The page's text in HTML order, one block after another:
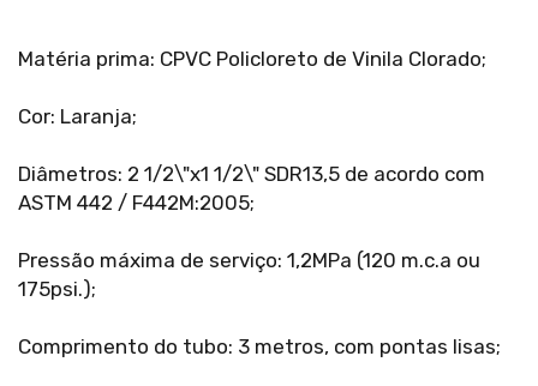
Matéria prima: CPVC Policloreto de Vinila Clorado;
Cor: Laranja;
Diâmetros: 2 1/2\"x1 1/2\" SDR13,5 de acordo com
ASTM 442 / F442M:2005;
Pressão máxima de serviço: 1,2MPa (120 m.c.a ou
175psi.);
Comprimento do tubo: 3 metros, com pontas lisas;